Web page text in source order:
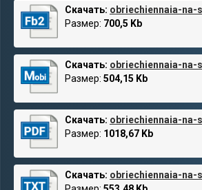
Скачать: obriechiennaia-
Размер: 700,5 Kb
Скачать: obriechiennaia-
Размер: 504,15 Kb
Скачать: obriechiennaia-
Размер: 1018,67 Kb
Скачать: obriechiennaia-